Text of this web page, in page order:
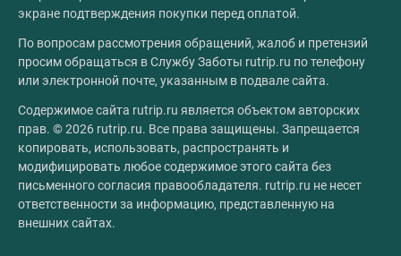
экране подтверждения покупки перед оплатой.
По вопросам рассмотрения обращений, жалоб и претензий
просим обращаться в Службу Заботы rutrip.ru по телефону
или электронной почте, указанным в подвале сайта.
Содержимое сайта rutrip.ru является объектом авторских
прав. © 2026 rutrip.ru. Все права защищены. Запрещается
копировать, использовать, распространять и
модифицировать любое содержимое этого сайта без
письменного согласия правообладателя. rutrip.ru не несет
ответственности за информацию, представленную на
внешних сайтах.